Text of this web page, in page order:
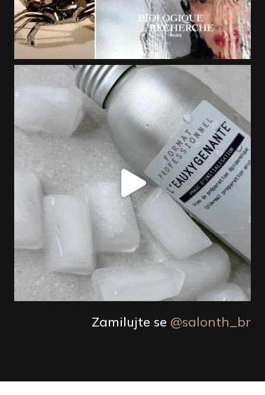
Zamilujte se @salonth_br